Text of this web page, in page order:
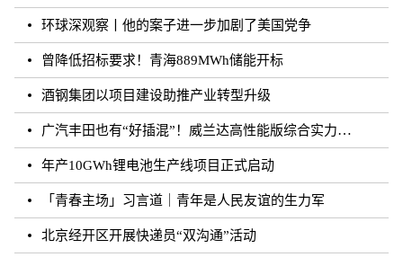
环球深观察丨他的案子进一步加剧了美国党争
曾降低招标要求！青海889MWh储能开标
酒钢集团以项目建设助推产业转型升级
广汽丰田也有“好插混”！威兰达高性能版综合实力强劲
年产10GWh锂电池生产线项目正式启动
「青春主场」习言道｜青年是人民友谊的生力军
北京经开区开展快递员“双沟通”活动